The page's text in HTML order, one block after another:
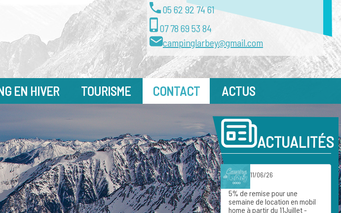
05 62 92 74 61
07 78 69 53 84
campinglarbey@gmail.com
EN HIVER TOURISME CONTACT ACTUS
ACTUALITÉS